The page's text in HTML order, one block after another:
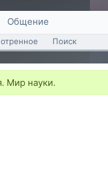
Общение
Поиск
Мир науки.